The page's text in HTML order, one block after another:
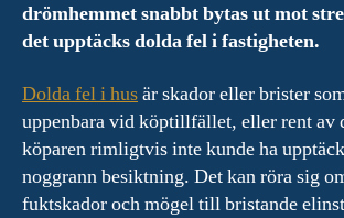
drömhemmet snabbt bytas ut mot
det upptäcks dolda fel i fastigheten.
Dolda fel i husär skador eller brister
uppenbara vid köptillfället, eller rent av
köparen rimligtvis inte kunde ha
noggrann besiktning. Det kan röra sig
fuktskador och mögel till bristande